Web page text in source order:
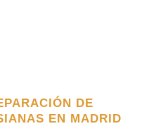
DE
EN MADRID